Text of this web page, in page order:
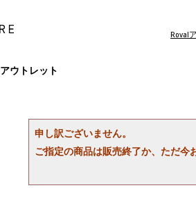
Roval
アウトレット
申し訳ございません。
ご指定の商品は販売終了か、ただ今